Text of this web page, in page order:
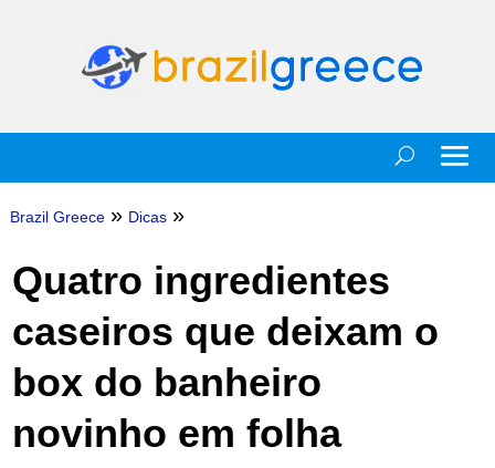
Brazil Greece » Dicas »
Quatro ingredientes
caseiros que deixam o
box do banheiro
novinho em folha